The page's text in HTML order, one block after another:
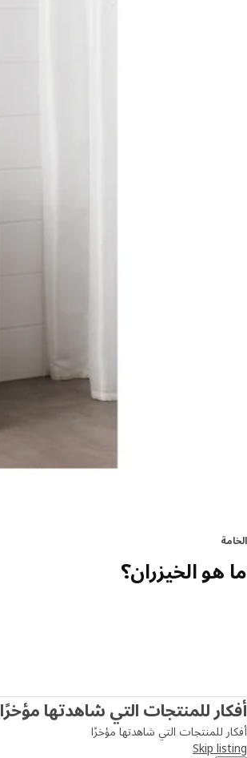
الخامة
ما هو الخيزران؟
أفكار للمنتجات التي شاهدتها مؤخرًا
أفكار للمنتجات التي شاهدتها مؤخرًا
Skip listing